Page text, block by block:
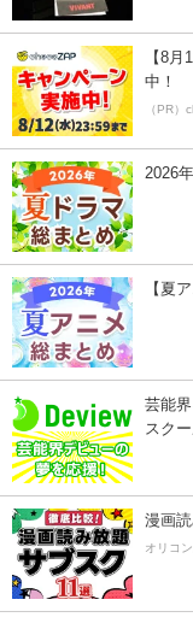
【8
中！
（PR）
2026
【夏
芸能
スク
漫画
オリコ